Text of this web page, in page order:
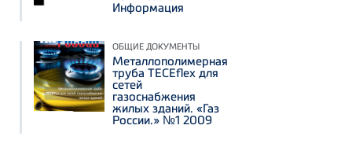
Информация
ОБЩИЕ ДОКУМЕНТЫ
Металлополимерная
труба TECEflex для
сетей
газоснабжения
жилых зданий. «Газ
России.» №1 2009